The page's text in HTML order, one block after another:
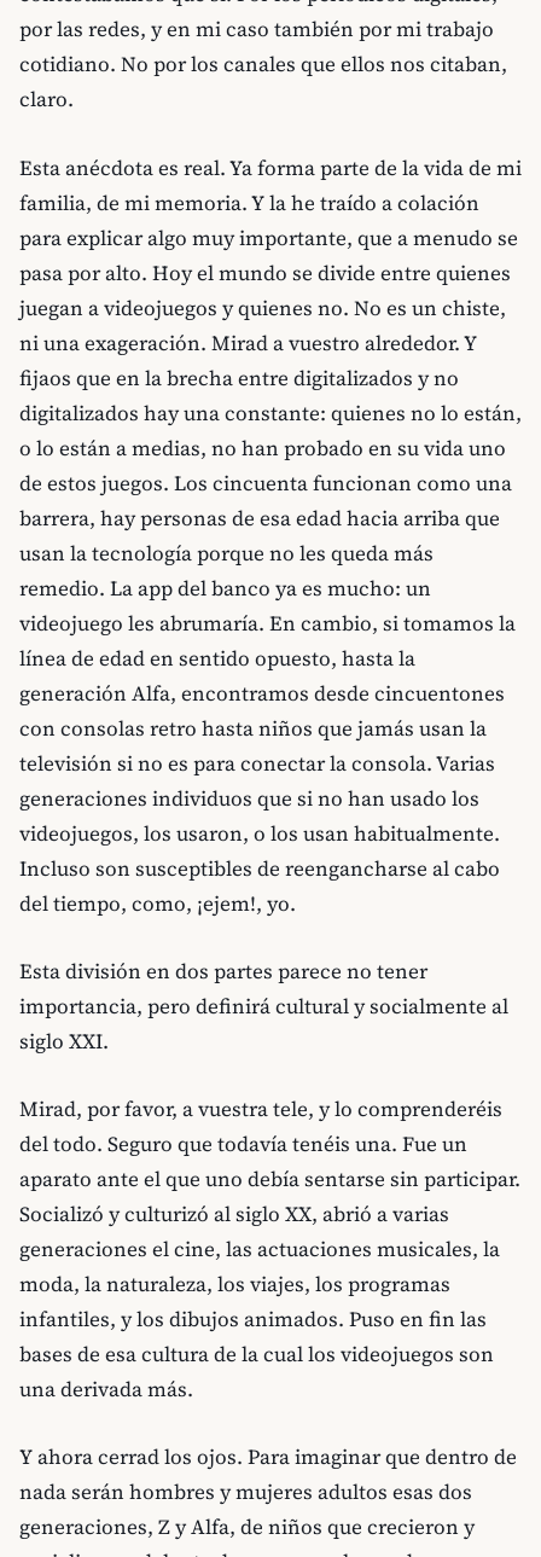
por las redes, y en mi caso también por mi trabajo
cotidiano. No por los canales que ellos nos citaban,
claro.
Esta anécdota es real. Ya forma parte de la vida de mi
familia, de mi memoria. Y la he traído a colación
para explicar algo muy importante, que a menudo se
pasa por alto. Hoy el mundo se divide entre quienes
juegan a videojuegos y quienes no. No es un chiste,
ni una exageración. Mirad a vuestro alrededor. Y
fijaos que en la brecha entre digitalizados y no
digitalizados hay una constante: quienes no lo están,
o lo están a medias, no han probado en su vida uno
de estos juegos. Los cincuenta funcionan como una
barrera, hay personas de esa edad hacia arriba que
usan la tecnología porque no les queda más
remedio. La app del banco ya es mucho: un
videojuego les abrumaría. En cambio, si tomamos la
línea de edad en sentido opuesto, hasta la
generación Alfa, encontramos desde cincuentones
con consolas retro hasta niños que jamás usan la
televisión si no es para conectar la consola. Varias
generaciones individuos que si no han usado los
videojuegos, los usaron, o los usan habitualmente.
Incluso son susceptibles de reengancharse al cabo
del tiempo, como, ¡ejem!, yo.
Esta división en dos partes parece no tener
importancia, pero definirá cultural y socialmente al
siglo XXI.
Mirad, por favor, a vuestra tele, y lo comprenderéis
del todo. Seguro que todavía tenéis una. Fue un
aparato ante el que uno debía sentarse sin participar.
Socializó y culturizó al siglo XX, abrió a varias
generaciones el cine, las actuaciones musicales, la
moda, la naturaleza, los viajes, los programas
infantiles, y los dibujos animados. Puso en fin las
bases de esa cultura de la cual los videojuegos son
una derivada más.
Y ahora cerrad los ojos. Para imaginar que dentro de
nada serán hombres y mujeres adultos esas dos
generaciones, Z y Alfa, de niños que crecieron y